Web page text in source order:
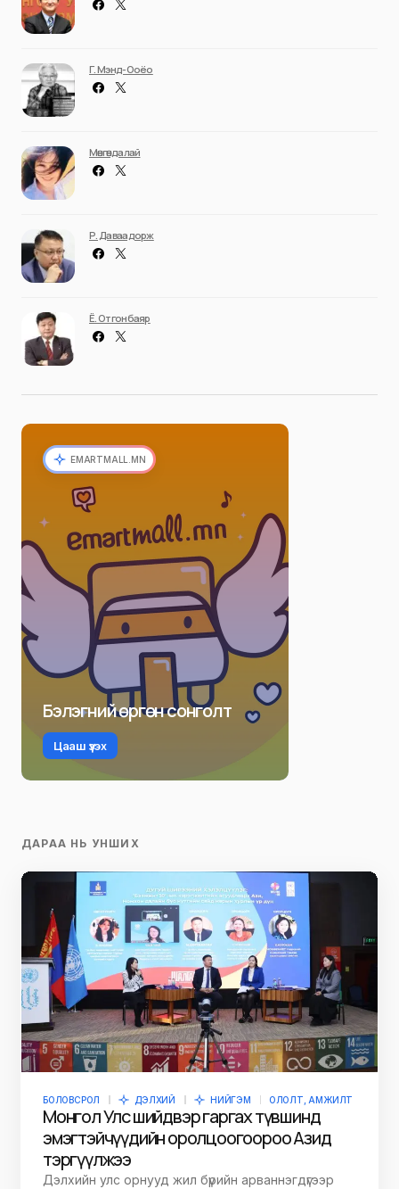
Г. Мэнд-Ооёо
Мөнгөндалай
Р. Даваадорж
Ё. Отгонбаяр
EMARTMALL.MN
Бэлэгний өргөн сонголт
Цааш үзэх
ДАРАА НЬ УНШИХ
БОЛОВСРОЛ ДЭЛХИЙ НИЙГЭМ ОЛОЛТ, АМЖИЛТ
Монгол Улс шийдвэр гаргах түвшинд
эмэгтэйчүүдийн оролцоогоороо Азид
тэргүүлжээ
Дэлхийн улс орнууд жил бүрийн арваннэгдүгээр